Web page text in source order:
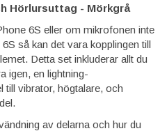
Hörlursuttag - Mörkgrå
6S eller om mikrofonen inte
så kan det vara kopplingen till
Detta set inkluderar allt du
igen, en lightning-
till vibrator, högtalare, och
av delarna och hur du